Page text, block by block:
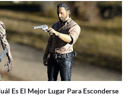
Es El Mejor Lugar Para Esconderse